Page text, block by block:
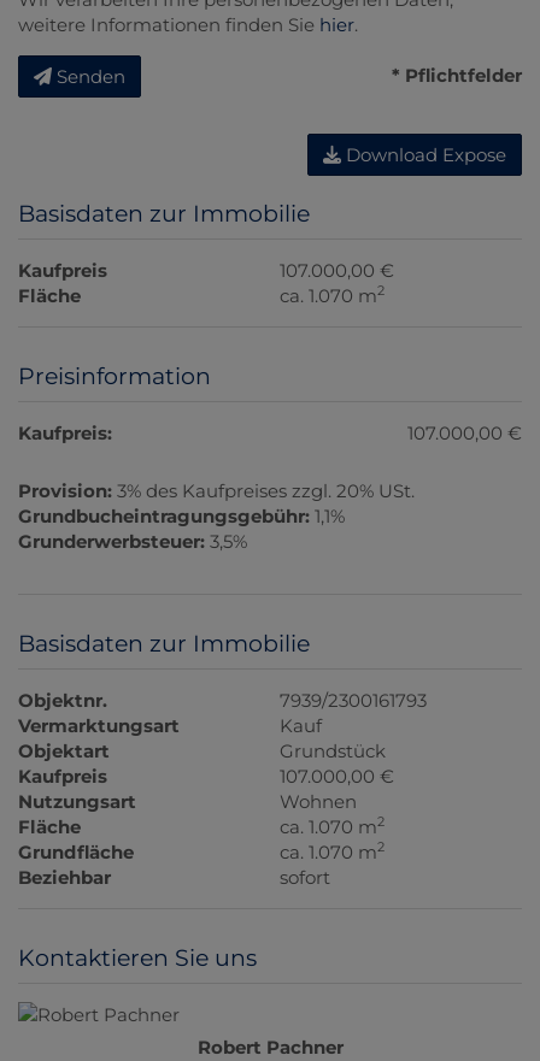
weitere Informationen finden Sie hier.
Senden * Pflichtfelder
Download Expose
Basisdaten zur Immobilie
Kaufpreis
107.000,00 €
Fläche
ca. 1.070 m2
Preisinformation
Kaufpreis: 107.000,00 €
Provision: 3% des Kaufpreises zzgl. 20% USt.
Grundbucheintragungsgebühr: 1,1%
Grunderwerbsteuer: 3,5%
Basisdaten zur Immobilie
Objektnr.
7939/2300161793
Vermarktungsart
Kauf
Objektart
Grundstück
Kaufpreis
107.000,00 €
Nutzungsart
Wohnen
Fläche
ca. 1.070 m2
Grundfläche ca. 1.070 m2
Beziehbar sofort
Kontaktieren Sie uns
Robert Pachner